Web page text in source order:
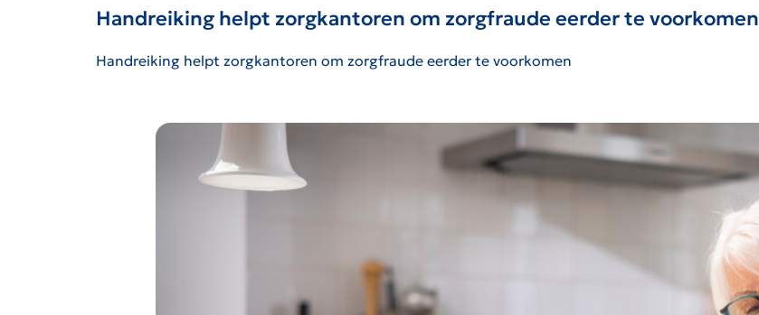
Handreiking helpt zorgkantoren om zorgfraude eerder te voorkomen
Handreiking helpt zorgkantoren om zorgfraude eerder te voorkomen